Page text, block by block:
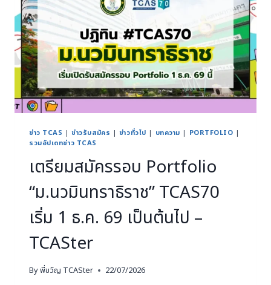
ข่าว TCAS |ข่าวรับสมัคร | ข่าวทั่วไป | บทความ | PORTFOLIO |
รวมอัปเดทข่าว TCAS
เตรียมสมัครรอบ Portfolio
“ม.นวมินทราธิราช” TCAS70
เริ่ม 1 ธ.ค. 69 เป็นต้นไป –
TCASter
Byพี่ขวัญ TCASter 22/07/2026